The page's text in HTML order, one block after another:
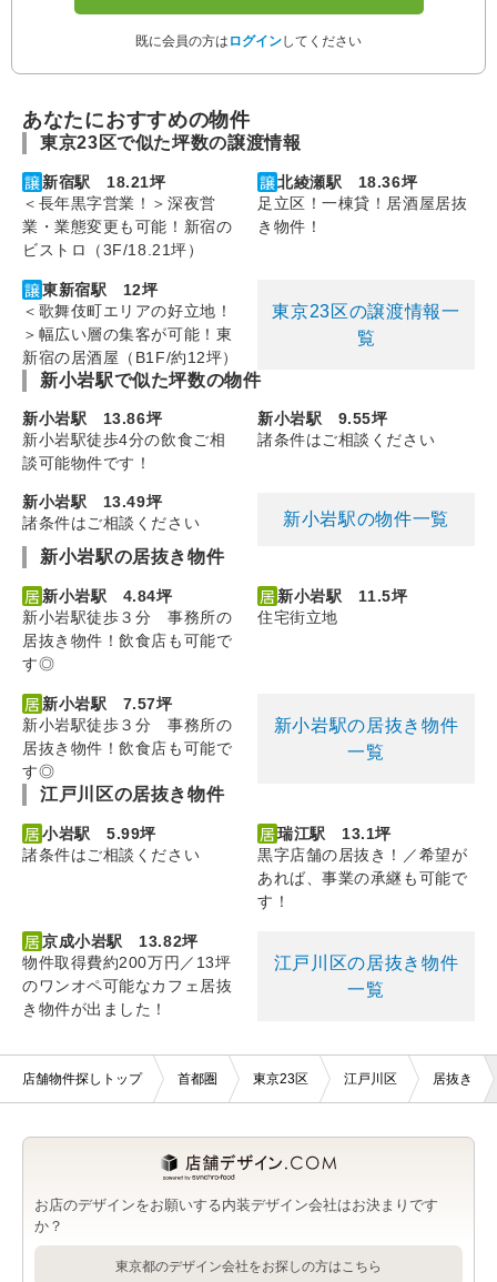
既に会員の方は ログインしてください
あなたにおすすめの物件
東京23区で似た坪数の譲渡情報
新宿駅 18.21坪
＜長年黒字営業！＞深夜営
業・業態変更も可能！新宿の
ビストロ（3F/18.21坪）
北綾瀬駅 18.36坪
足立区！一棟貸！居酒屋居抜
き物件！
東新宿駅 12坪
＜歌舞伎町エリアの好立地！
＞幅広い層の集客が可能！東
新宿の居酒屋（B1F/約12坪）
東京23区の譲渡情報一
覧
新小岩駅で似た坪数の物件
新小岩駅 13.86坪
新小岩駅徒歩4分の飲食ご相
談可能物件です！
新小岩駅 9.55坪
諸条件はご相談ください
新小岩駅 13.49坪
諸条件はご相談ください
新小岩駅の物件一覧
新小岩駅の居抜き物件
新小岩駅 4.84坪
新小岩駅徒歩３分 事務所の
居抜き物件！飲食店も可能で
す◎
新小岩駅 11.5坪
住宅街立地
新小岩駅 7.57坪
新小岩駅徒歩３分 事務所の
居抜き物件！飲食店も可能で
す◎
新小岩駅の居抜き物件
一覧
江戸川区の居抜き物件
小岩駅 5.99坪
諸条件はご相談ください
瑞江駅 13.1坪
黒字店舗の居抜き！／希望が
あれば、事業の承継も可能で
す！
京成小岩駅 13.82坪
物件取得費約200万円／13坪
のワンオペ可能なカフェ居抜
き物件が出ました！
江戸川区の居抜き物件
一覧
店舗物件探しトップ 首都圏 東京23区 江戸川区 居抜き
お店のデザインをお願いする内装デザイン会社はお決まりです
か？
東京都のデザイン会社をお探しの方はこちら